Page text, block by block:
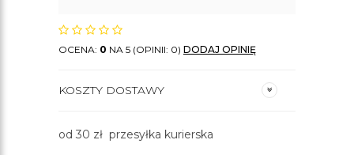
OCENA: 0 NA 5 (OPINII: 0) DODAJ OPINIĘ
KOSZTY DOSTAWY
od 30 zł przesyłka kurierska